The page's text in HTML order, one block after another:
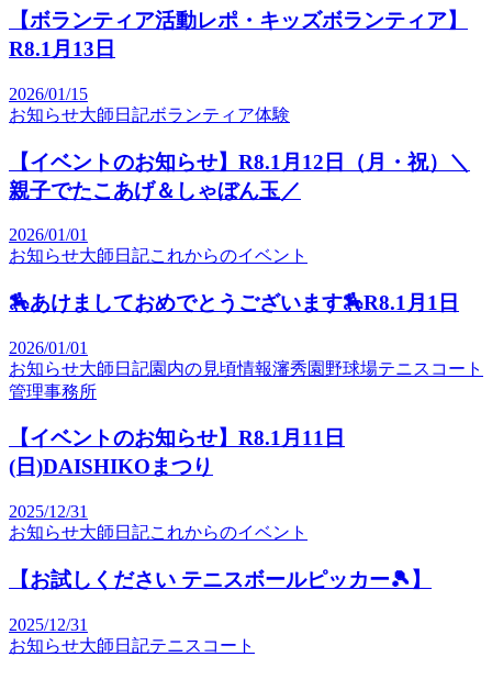
【ボランティア活動レポ・キッズボランティア】
R8.1月13日
2026/01/15
お知らせ大師日記ボランティア体験
【イベントのお知らせ】R8.1月12日（月・祝）＼
親子でたこあげ＆しゃぼん玉／
2026/01/01
お知らせ大師日記これからのイベント
🏇あけましておめでとうございます🏇R8.1月1日
2026/01/01
お知らせ大師日記園内の見頃情報瀋秀園 野球場テニスコート
管理事務所
【イベントのお知らせ】R8.1月11日
(日)DAISHIKOまつり
2025/12/31
お知らせ大師日記これからのイベント
【お試しください テニスボールピッカー🎾】
2025/12/31
お知らせ大師日記テニスコート